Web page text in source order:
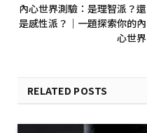
內心世界測驗：是理智派？還
是感性派？｜一題探索你的內
心世界
RELATED POSTS